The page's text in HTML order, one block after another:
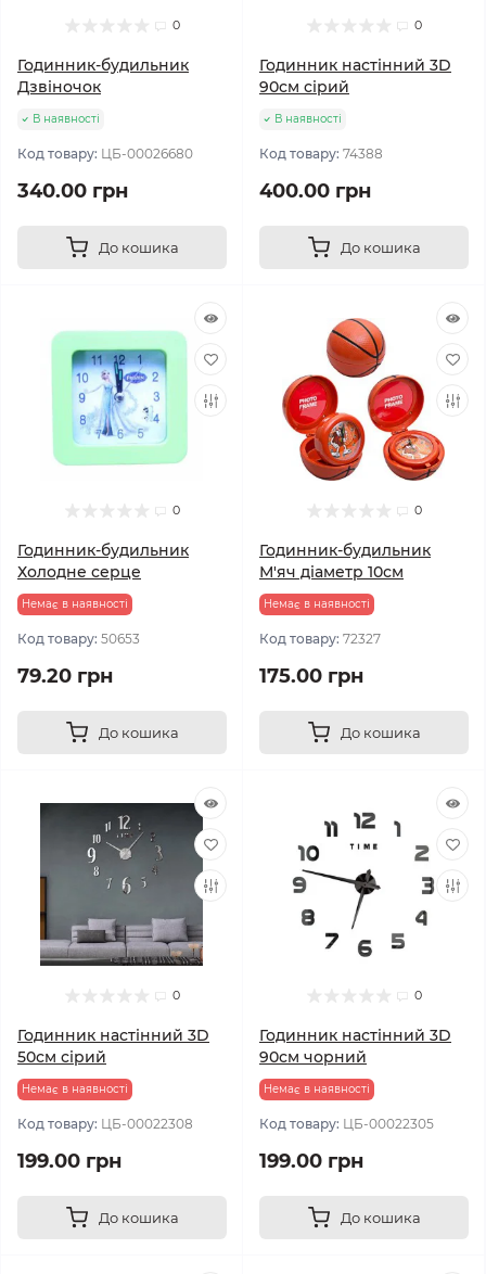
0
Годинник-будильник
Дзвіночок
В наявності
Код товару: ЦБ-00026680
340.00 грн
До кошика
0
Годинник настінний 3D
90см сірий
В наявності
Код товару: 74388
400.00 грн
До кошика
0
Годинник-будильник
Холодне серце
Немає в наявності
Код товару: 50653
79.20 грн
До кошика
0
Годинник-будильник
М'яч діаметр 10см
Немає в наявності
Код товару: 72327
175.00 грн
До кошика
0
Годинник настінний 3D
50см сірий
Немає в наявності
Код товару: ЦБ-00022308
199.00 грн
До кошика
0
Годинник настінний 3D
90см чорний
Немає в наявності
Код товару: ЦБ-00022305
199.00 грн
До кошика